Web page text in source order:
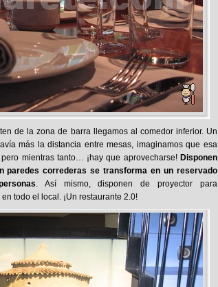
de la zona de barra llegamos al comedor inferior. Un
más la distancia entre mesas, imaginamos que esa
mientras tanto… ¡hay que aprovecharse! Disponen
paredes correderas se transforma en un reservado
. Así mismo, disponen de proyector para
todo el local. ¡Un restaurante 2.0!